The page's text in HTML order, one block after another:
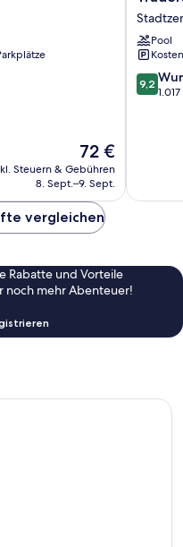
Der
Preis
beträgt
72 €
Steuern & Gebühren
8. Sept.–9. Sept.
Hotel
Kuala
Lumpur
von
Kuala
Pool
9.2
von
9,2
vergleichen
Rabatte und Vorteile
noch mehr Abenteuer!